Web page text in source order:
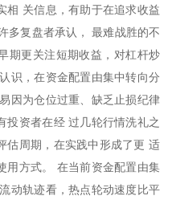
相 关信息，有助于在追求收益
多复盘者承认， 最难战胜的不
期更关注短期收益，对杠杆炒
识，在资金配置由集中转向分
因为仓位过重、缺乏止损纪律
投资者在经 过几轮行情洗礼之
估周期，在实践中形成了更 适
用方式。 在当前资金配置由集
动轨迹看，热点轮动速度比平